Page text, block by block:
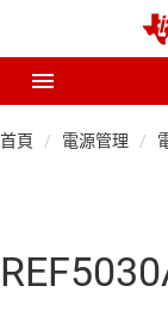
首頁 電源管理